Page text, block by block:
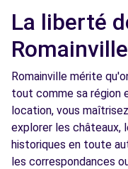
42 RUE BELGRAND
Free2move Rent -
97 AVENUE GALLIENI
BONDY, 93140
La liberté
Romainville mérite
tout comme sa région
location, vous
explorer les châteaux,
historiques en toute
les correspondances